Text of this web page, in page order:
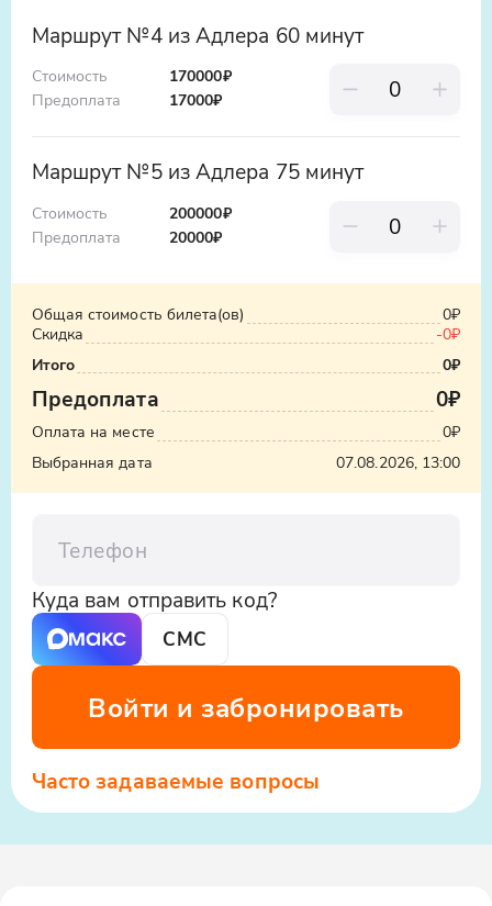
Маршрут №4 из Адлера 60 минут
Стоимость
Предоплата
170000₽
17000₽
Маршрут №5 из Адлера 75 минут
Стоимость
Предоплата
200000₽
20000₽
Общая стоимость билета(ов)
0₽
Скидка
-0₽
Итого
0₽
Предоплата 0₽
Оплата на месте
0₽
Выбранная дата
07.08.2026, 13:00
Куда вам отправить код?
СМС
Войти и забронировать
Часто задаваемые вопросы